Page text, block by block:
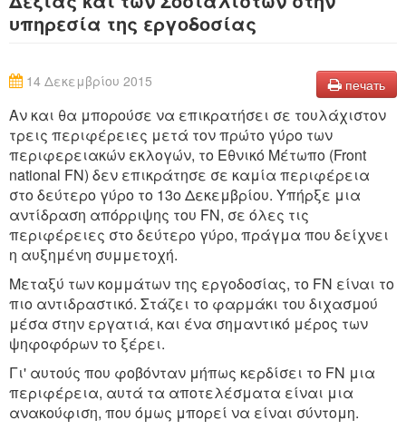
КОНТАКТЫ
υπηρεσία της εργοδοσίας
печать
14 Δεκεμβρίου 2015
Αν και θα μπορούσε να επικρατήσει σε τουλάχιστον
τρεις περιφέρειες μετά τον πρώτο γύρο των
περιφερειακών εκλογών, το Εθνικό Μέτωπο (Front
national FN) δεν επικράτησε σε καμία περιφέρεια
στο δεύτερο γύρο το 13ο Δεκεμβρίου. Υπήρξε μια
αντίδραση απόρριψης του FN, σε όλες τις
περιφέρειες στο δεύτερο γύρο, πράγμα που δείχνει
η αυξημένη συμμετοχή.
Μεταξύ των κομμάτων της εργοδοσίας, το FN είναι το
πιο αντιδραστικό. Στάζει το φαρμάκι του διχασμού
μέσα στην εργατιά, και ένα σημαντικό μέρος των
ψηφοφόρων το ξέρει.
Γι' αυτούς που φοβόνταν μήπως κερδίσει το FN μια
περιφέρεια, αυτά τα αποτελέσματα είναι μια
ανακούφιση, που όμως μπορεί να είναι σύντομη.